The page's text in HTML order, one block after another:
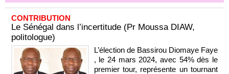
CONTRIBUTION
Le Sénégal dans l’incertitude (Pr Moussa DIAW,
politologue)
L’élection de Bassirou Diomaye Faye
, le 24 mars 2024, avec 54% dès le
premier tour, représente un tournant